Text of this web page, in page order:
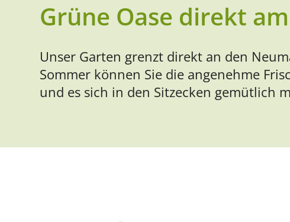
Grüne Oase direkt
Unser Garten grenzt direkt an den
Sommer können Sie die angenehme
und es sich in den Sitzecken gemütlich